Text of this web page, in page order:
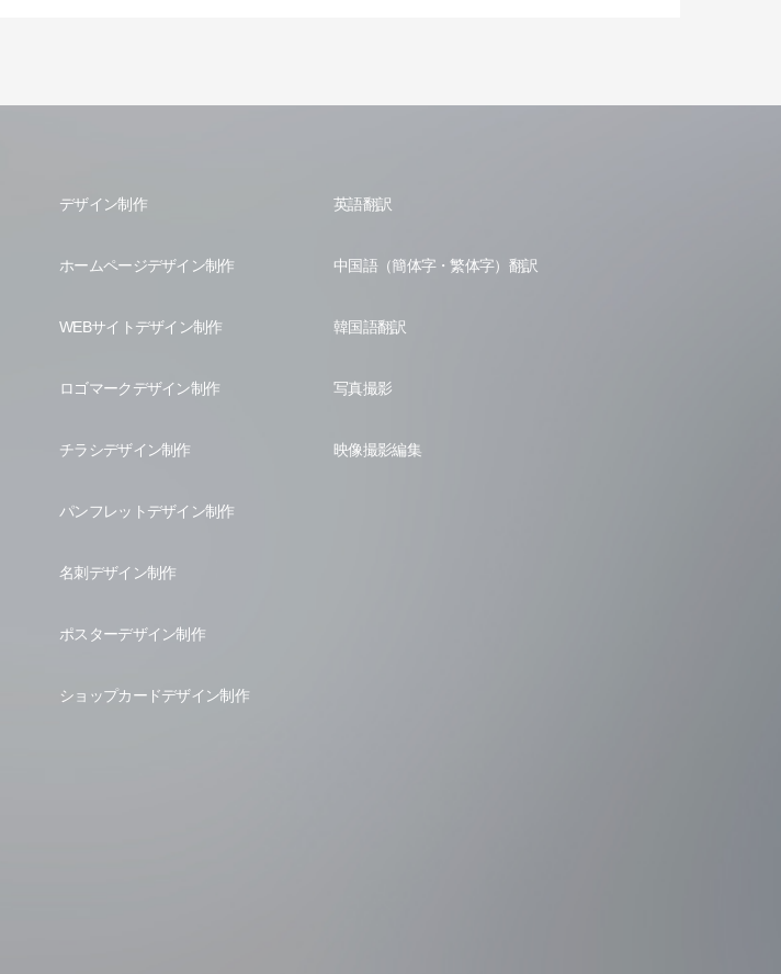
デザイン制作
ホームページデザイン制作
WEBサイトデザイン制作
ロゴマークデザイン制作
チラシデザイン制作
パンフレットデザイン制作
名刺デザイン制作
ポスターデザイン制作
ショップカードデザイン制作
英語翻訳
中国語（簡体字・繁体字）翻訳
韓国語翻訳
写真撮影
映像撮影編集